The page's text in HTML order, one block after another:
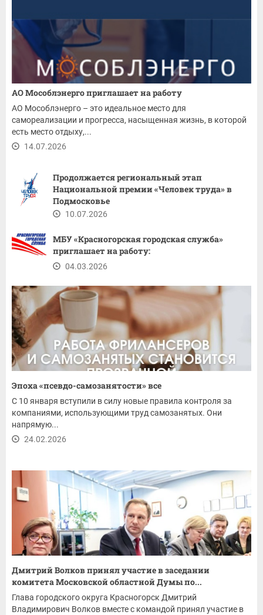
АО Мособлэнерго приглашает на работу
АО Мособлэнерго – это идеальное место для
самореализации и прогресса, насыщенная жизнь, в которой
есть место отдыху,...
14.07.2026
Продолжается региональный этап
Национальной премии «Человек труда» в
Подмосковье
10.07.2026
МБУ «Красногорская городская служба»
приглашает на работу:
04.03.2026
Эпоха «псевдо-самозанятости» все
С 10 января вступили в силу новые правила контроля за
компаниями, использующими труд самозанятых. Они
напрямую...
24.02.2026
Дмитрий Волков принял участие в заседании
комитета Московской областной Думы по...
Глава городского округа Красногорск Дмитрий
Владимирович Волков вместе с командой принял участие в